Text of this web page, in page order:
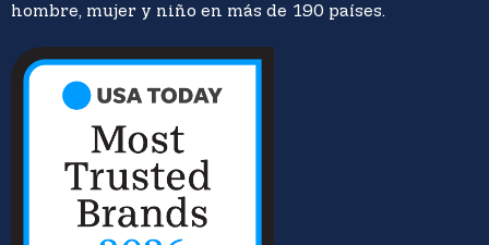
hombre, mujer y niño en más de 190 países.